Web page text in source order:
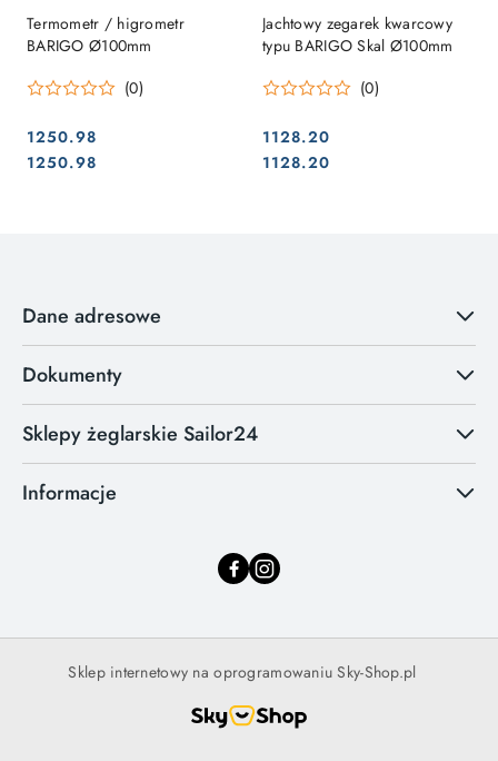
Termometr / higrometr
BARIGO Ø100mm
(0)
Cena:
1250.98
Cena:
1250.98
Jachtowy zegarek kwarcowy
typu BARIGO Skal Ø100mm
(0)
Cena:
1128.20
Cena:
1128.20
Dane adresowe
Dokumenty
Sklepy żeglarskie Sailor24
Informacje
Sklep internetowy na oprogramowaniu Sky-Shop.pl